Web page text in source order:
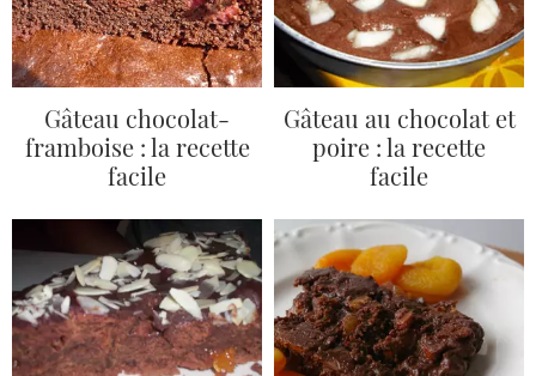
Gâteau chocolat-
framboise : la recette
facile
Gâteau au chocolat et
poire : la recette
facile